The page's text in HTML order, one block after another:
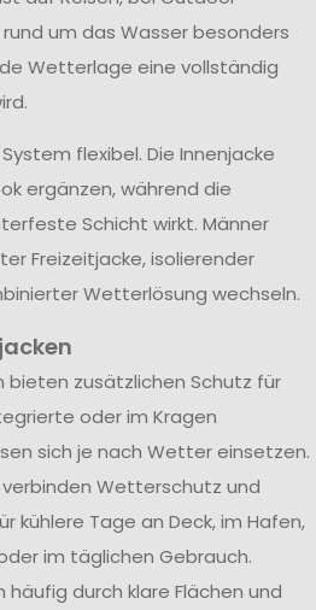
um das Wasser besonders
Wetterlage eine vollständig
flexibel. Die Innenjacke
ergänzen, während die
Schicht wirkt. Männer
Freizeitjacke, isolierender
Wetterlösung wechseln.
bieten zusätzlichen Schutz für
oder im Kragen
sich je nach Wetter einsetzen.
Wetterschutz und
kühlere Tage an Deck, im Hafen,
im täglichen Gebrauch.
durch klare Flächen und